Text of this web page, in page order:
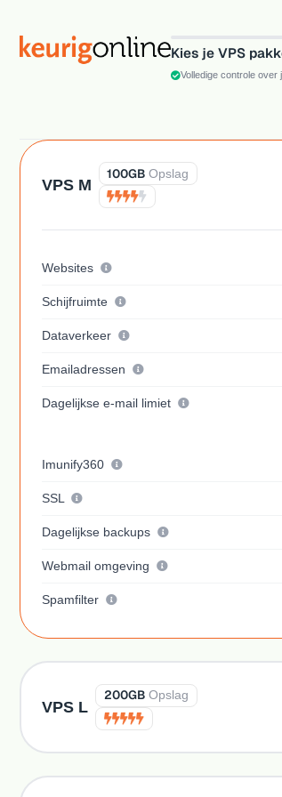
1
Kies je VPS
Volledige controle over
VPS M
100GB Opslag
Websites
Schijfruimte
Dataverkeer
Emailadressen
Dagelijkse e-mail limiet
Imunify360
SSL
Dagelijkse backups
Webmail omgeving
Spamfilter
VPS L
200GB Opslag